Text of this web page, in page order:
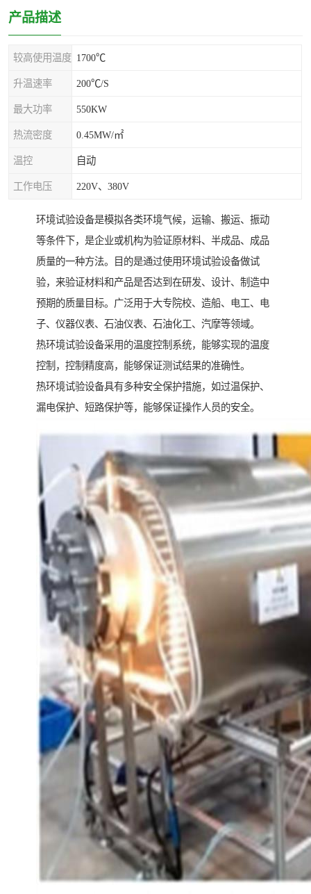
产品描述
较高使用温度 1700℃
升温速率 200℃/S
最大功率 550KW
热流密度 0.45MW/㎡
温控 自动
工作电压 220V、380V
环境试验设备是模拟各类环境气候，运输、搬运、振动
等条件下，是企业或机构为验证原材料、半成品、成品
质量的一种方法。目的是通过使用环境试验设备做试
验，来验证材料和产品是否达到在研发、设计、制造中
预期的质量目标。广泛用于大专院校、造船、电工、电
子、仪器仪表、石油仪表、石油化工、汽摩等领域。
热环境试验设备采用的温度控制系统，能够实现的温度
控制，控制精度高，能够保证测试结果的准确性。
热环境试验设备具有多种安全保护措施，如过温保护、
漏电保护、短路保护等，能够保证操作人员的安全。